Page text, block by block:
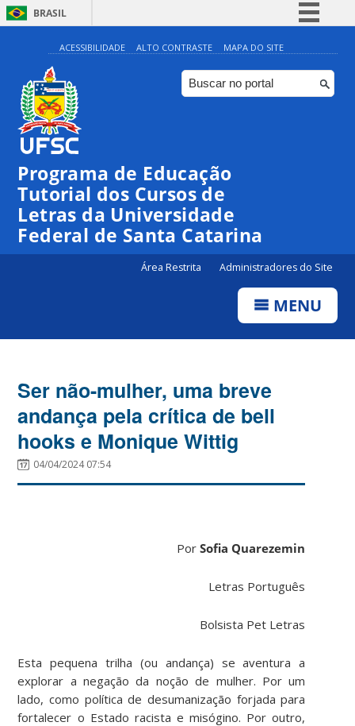
BRASIL
Simplifique!
Comunica BR
Participe
ACESSIBILIDADE ALTO CONTRASTE MAPA DO SITE
Programa de Educação
Tutorial dos Cursos de
Letras da Universidade
Federal de Santa Catarina
Área Restrita Administradores do Site
MENU
Ser não-mulher, uma breve
andança pela crítica de bell
hooks e Monique Wittig
04/04/2024 07:54
PorSofia Quarezemin
Letras Português
Bolsista Pet Letras
Esta pequena trilha (ou andança) se aventura a
explorar a negação da noção de mulher. Por um
lado, como política de desumanização forjada para
fortalecer o Estado racista e misógino. Por outro,